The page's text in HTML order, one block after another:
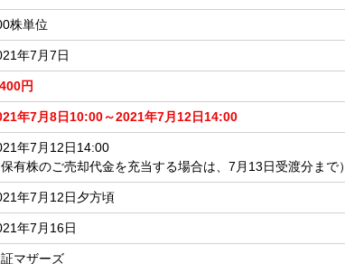
株単位
年7月7日
円
年7月8日10:00～2021年7月12日14:00
年7月12日14:00
保有株のご売却代金を充当する場合は、7月13日受渡分まで）
年7月12日夕方頃
年7月16日
マザーズ